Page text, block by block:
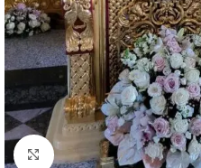
Click to enlarge